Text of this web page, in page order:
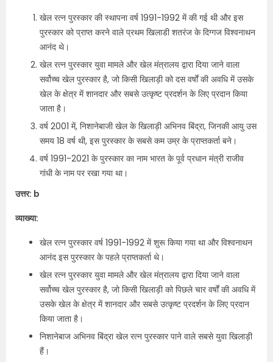
खेल रत्न पुरस्कार की स्थापना वर्ष 1991-1992 में की गई थी और इस
पुरस्कार को प्राप्त करने वाले प्रथम खिलाडी शतरंज के दिग्गज विश्वनाथन
आनंद थे।
खेल रत्न पुरस्कार युवा मामले और खेल मंत्रालय द्वारा दिया जाने वाला
सर्वोच्च खेल पुरस्कार है, जो किसी खिलाड़ी को दस वर्षों की अवधि में उसके
खेल के क्षेत्र में शानदार और सबसे उत्कृष्ट प्रदर्शन के लिए प्रदान किया
जाता है।
वर्ष 2001 में, निशानेबाजी खेल के खिलाड़ी अभिनव बिंद्रा, जिनकी आयु उस
समय 18 वर्ष थी, इस पुरस्कार के सबसे कम उम्र के प्राप्तकर्ता बने।
वर्ष 1991-2021 के पुरस्कार का नाम भारत के पूर्व प्रधान मंत्री राजीव
गांधी के नाम पर रखा गया था।
उत्तर: b
व्याख्या:
खेल रत्न पुरस्कार वर्ष 1991-1992 में शुरू किया गया था और विश्वनाथन
आनंद इस पुरस्कार के पहले प्राप्तकर्ता थे।
खेल रत्न पुरस्कार युवा मामले और खेल मंत्रालय द्वारा दिया जाने वाला
सर्वोच्च खेल पुरस्कार है, जो किसी खिलाड़ी को पिछले चार वर्षों की अवधि में
उसके खेल के क्षेत्र में शानदार और सबसे उत्कृष्ट प्रदर्शन के लिए प्रदान
किया जाता है।
निशानेबाज अभिनव बिंद्रा खेल रत्न पुरस्कार पाने वाले सबसे युवा खिलाड़ी
हैं।